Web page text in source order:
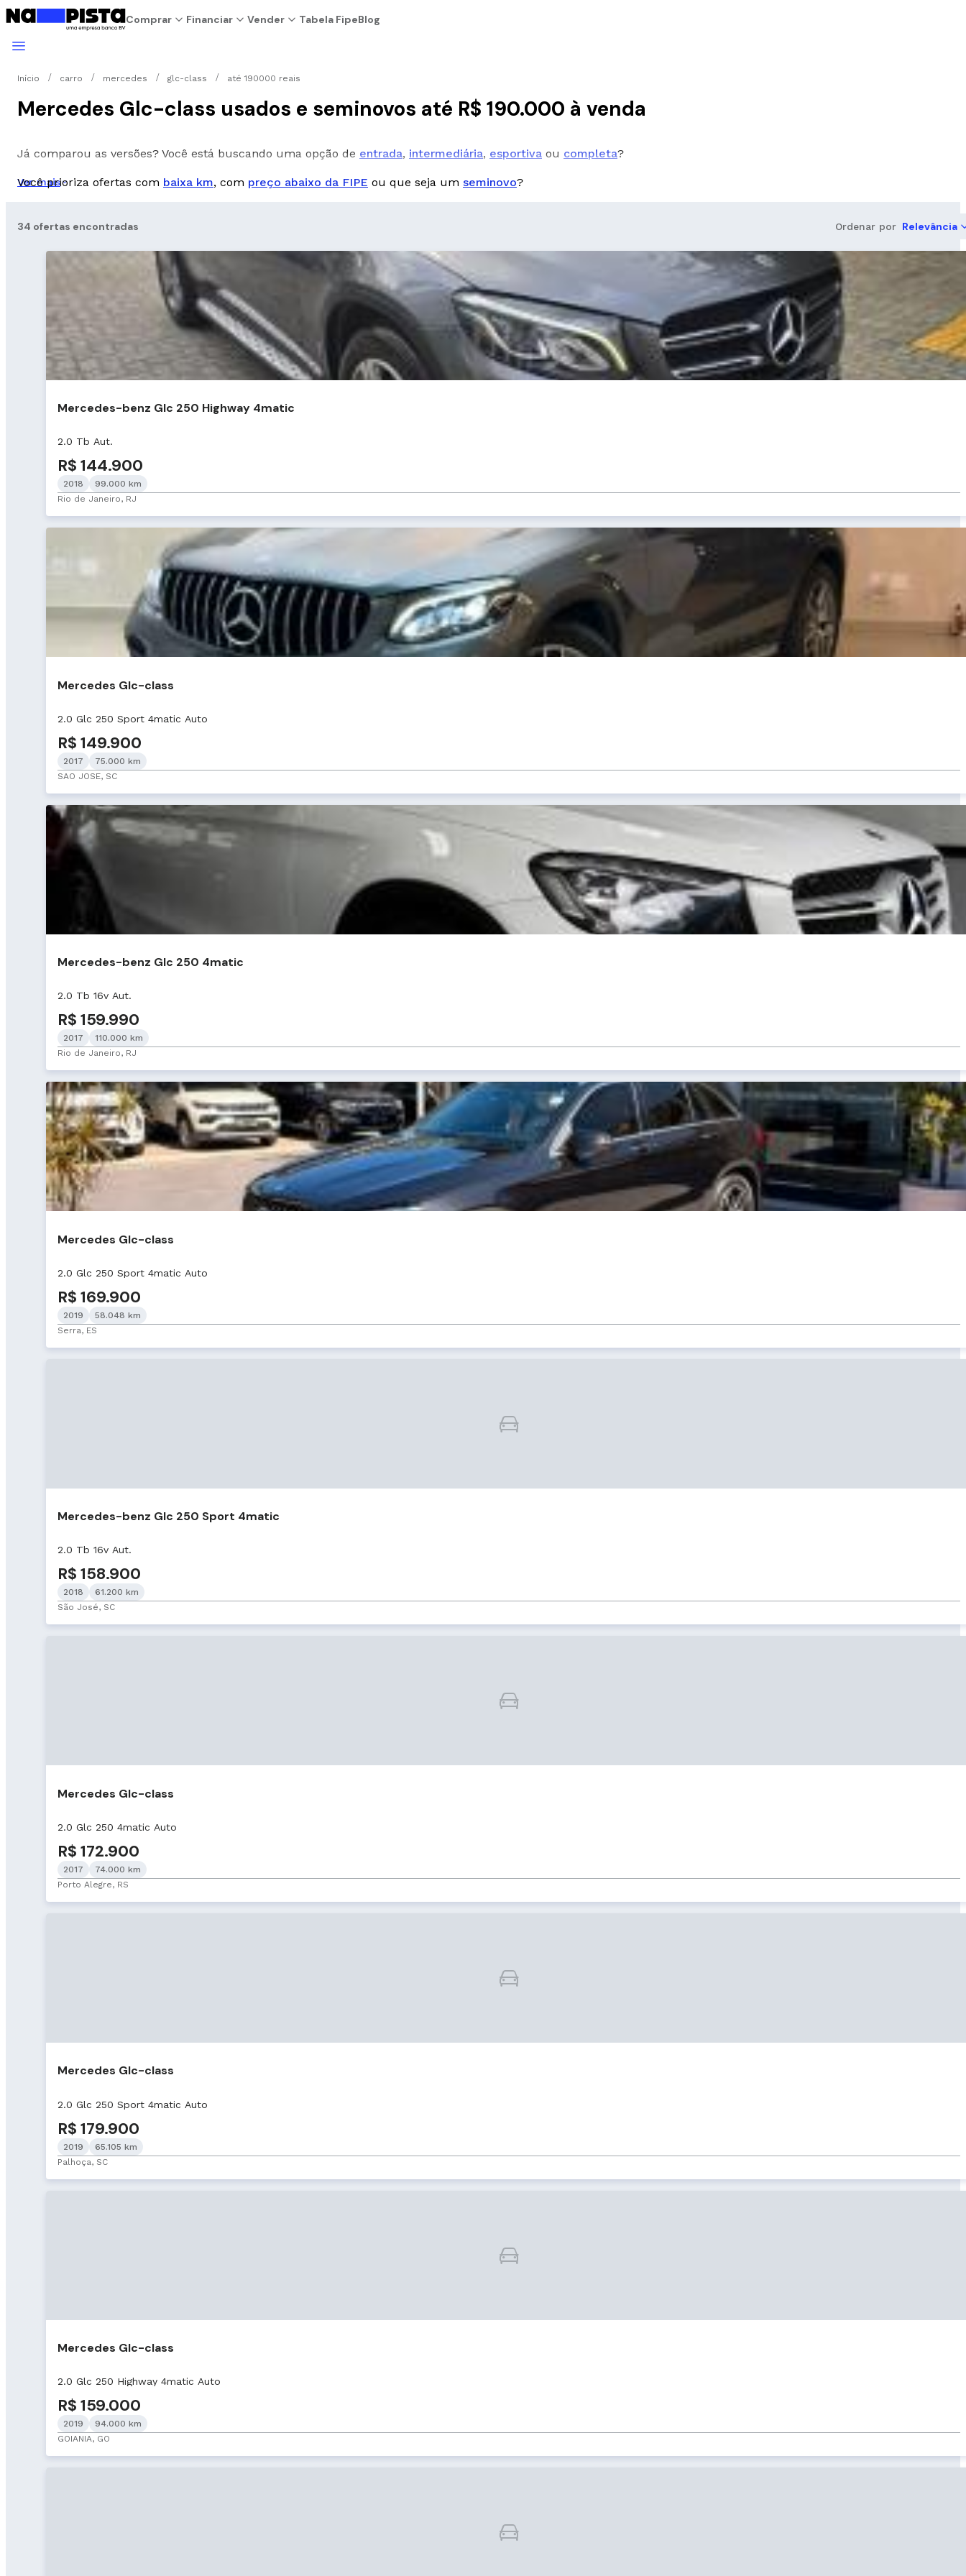
Comprar Financiar Vender Tabela FipeBlog
Início carro mercedes glc-class até 190000 reais
Mercedes Glc-class usados e seminovos até R$ 190.000 à venda
Já comparou as versões? Você está buscando uma opção de entrada, intermediária, esportiva ou completa?
Você prioriza ofertas com baixa km, com preço abaixo da FIPE ou que seja um seminovo?
Ver mais
34 ofertas encontradas Ordenar por Relevância
Mercedes-benz Glc 250 Highway 4matic
2.0 Tb Aut.
R$ 144.900
2018
99.000 km
Rio de Janeiro, RJ
Mercedes Glc-class
2.0 Glc 250 Sport 4matic Auto
R$ 149.900
2017
75.000 km
SAO JOSE, SC
Mercedes-benz Glc 250 4matic
2.0 Tb 16v Aut.
R$ 159.990
2017
110.000 km
Rio de Janeiro, RJ
Mercedes Glc-class
2.0 Glc 250 Sport 4matic Auto
R$ 169.900
2019
58.048 km
Serra, ES
Mercedes-benz Glc 250 Sport 4matic
2.0 Tb 16v Aut.
R$ 158.900
2018
61.200 km
São José, SC
Mercedes Glc-class
2.0 Glc 250 4matic Auto
R$ 172.900
2017
74.000 km
Porto Alegre, RS
Mercedes Glc-class
2.0 Glc 250 Sport 4matic Auto
R$ 179.900
2019
65.105 km
Palhoça, SC
Mercedes Glc-class
2.0 Glc 250 Highway 4matic Auto
R$ 159.000
2019
94.000 km
GOIANIA, GO